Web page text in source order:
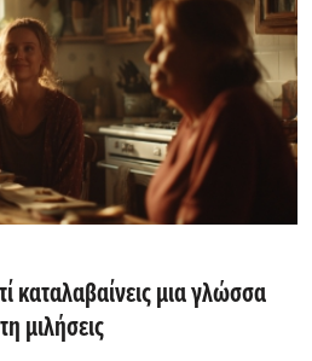
καταλαβαίνεις μια γλώσσα
μιλήσεις